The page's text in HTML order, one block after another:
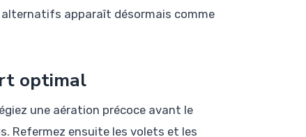
alternatifs apparaît désormais comme
optimal
une aération précoce avant le
Refermez ensuite les volets et les